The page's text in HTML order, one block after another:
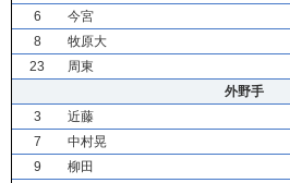
6
今宮
8
牧原大
23
周東
外野手
3
近藤
7
中村晃
9
柳田